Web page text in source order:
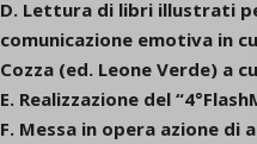
D. Lettura di libri illustrati
comunicazione emotiva in
Cozza (ed. Leone Verde) a
E. Realizzazione del
F. Messa in opera azione di